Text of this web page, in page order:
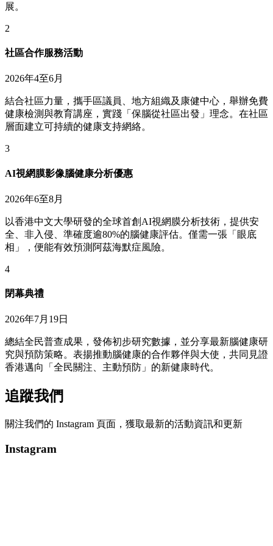
展。
2
社區合作服務活動
2026年4至6月
結合社區力量，攜手區議員、地方組織及康健中心，舉辦免費
健康檢測與教育講座，實踐「保腦從社區出發」理念。在社區
層面建立可持續的健康支持網絡。
3
AI視網膜影像腦健康分析優惠
2026年6至8月
以香港中文大學研發的全球首創AI視網膜分析技術，提供安
全、非入侵、準確度逾80%的腦健康評估。僅需一張「眼底
相」，便能有效預測阿茲海默症風險。
4
閉幕典禮
2026年7月19日
總結全民普查成果，發佈初步研究數據，並分享最新腦健康研
究與預防策略。表揚推動腦健康的合作夥伴與大使，共同見證
香港邁向「全民關注、主動預防」的新健康時代。
追蹤我們
關注我們的 Instagram 頁面，獲取最新的活動資訊和更新
Instagram